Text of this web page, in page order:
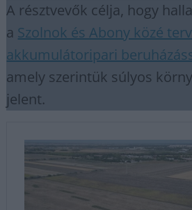
A résztvevők célja, hogy
a Szolnok és Abony közé
akkumulátoripari
amely szerintük súlyos
jelent.